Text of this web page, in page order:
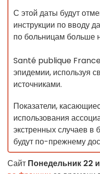
С этой даты будут
инструкции по вводу
по больницам больше
Santé publique
эпидемии, используя
источниками.
Показатели,
использования
экстренных случаев в
будут по-прежнему
Сайт Понедельник 22